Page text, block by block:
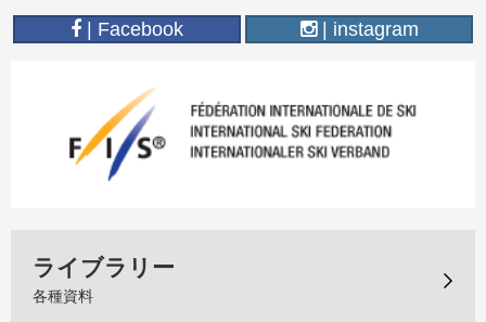
| Facebook | instagram
ライブラリー
各種資料